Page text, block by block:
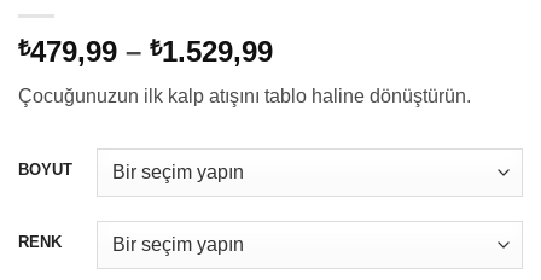
₺479,99 – ₺1.529,99Fiyat
₺479,99
Çocuğunuzun ilk kalp atışını tablo haline dönüştürün.
BOYUT
RENK